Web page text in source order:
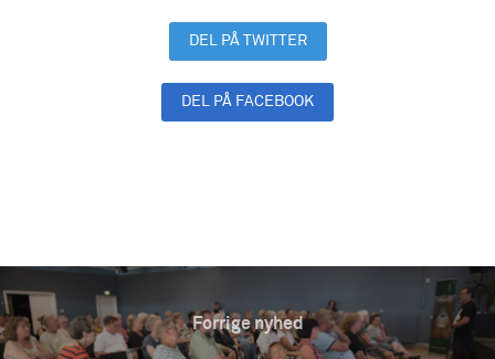
DEL PÅ TWITTER
DEL PÅ FACEBOOK
Forrige nyhed